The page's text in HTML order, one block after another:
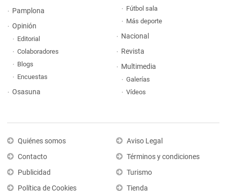
Pamplona
Opinión
Editorial
Colaboradores
Blogs
Encuestas
Osasuna
Fútbol sala
Más deporte
Nacional
Revista
Multimedia
Galerías
Vídeos
Quiénes somos
Contacto
Publicidad
Política de Cookies
Aviso Legal
Términos y condiciones
Turismo
Tienda